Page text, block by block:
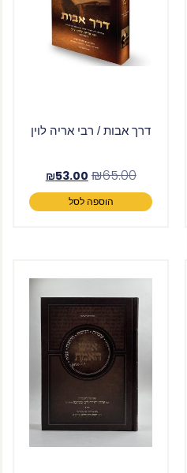
דרך אבות / רבי אריה לוין
₪65.00
₪53.00
הוספה לסל